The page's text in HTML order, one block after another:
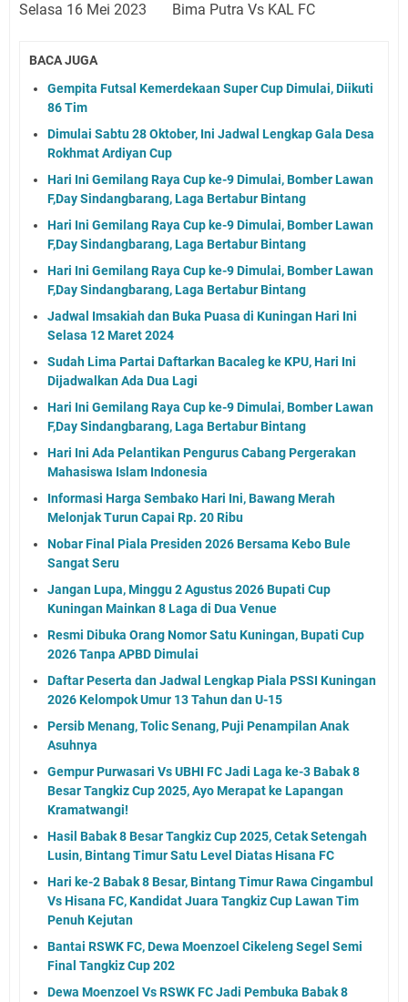
Selasa 16 Mei 2023 Bima Putra Vs KAL FC
BACA JUGA
Gempita Futsal Kemerdekaan Super Cup Dimulai, Diikuti
86 Tim
Dimulai Sabtu 28 Oktober, Ini Jadwal Lengkap Gala Desa
Rokhmat Ardiyan Cup
Hari Ini Gemilang Raya Cup ke-9 Dimulai, Bomber Lawan
F,Day Sindangbarang, Laga Bertabur Bintang
Hari Ini Gemilang Raya Cup ke-9 Dimulai, Bomber Lawan
F,Day Sindangbarang, Laga Bertabur Bintang
Hari Ini Gemilang Raya Cup ke-9 Dimulai, Bomber Lawan
F,Day Sindangbarang, Laga Bertabur Bintang
Jadwal Imsakiah dan Buka Puasa di Kuningan Hari Ini
Selasa 12 Maret 2024
Sudah Lima Partai Daftarkan Bacaleg ke KPU, Hari Ini
Dijadwalkan Ada Dua Lagi
Hari Ini Gemilang Raya Cup ke-9 Dimulai, Bomber Lawan
F,Day Sindangbarang, Laga Bertabur Bintang
Hari Ini Ada Pelantikan Pengurus Cabang Pergerakan
Mahasiswa Islam Indonesia
Informasi Harga Sembako Hari Ini, Bawang Merah
Melonjak Turun Capai Rp. 20 Ribu
Nobar Final Piala Presiden 2026 Bersama Kebo Bule
Sangat Seru
Jangan Lupa, Minggu 2 Agustus 2026 Bupati Cup
Kuningan Mainkan 8 Laga di Dua Venue
Resmi Dibuka Orang Nomor Satu Kuningan, Bupati Cup
2026 Tanpa APBD Dimulai
Daftar Peserta dan Jadwal Lengkap Piala PSSI Kuningan
2026 Kelompok Umur 13 Tahun dan U-15
Persib Menang, Tolic Senang, Puji Penampilan Anak
Asuhnya
Gempur Purwasari Vs UBHI FC Jadi Laga ke-3 Babak 8
Besar Tangkiz Cup 2025, Ayo Merapat ke Lapangan
Kramatwangi!
Hasil Babak 8 Besar Tangkiz Cup 2025, Cetak Setengah
Lusin, Bintang Timur Satu Level Diatas Hisana FC
Hari ke-2 Babak 8 Besar, Bintang Timur Rawa Cingambul
Vs Hisana FC, Kandidat Juara Tangkiz Cup Lawan Tim
Penuh Kejutan
Bantai RSWK FC, Dewa Moenzoel Cikeleng Segel Semi
Final Tangkiz Cup 202
Dewa Moenzoel Vs RSWK FC Jadi Pembuka Babak 8